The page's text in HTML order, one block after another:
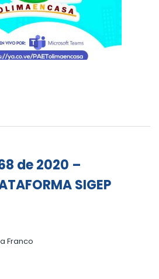
de 2020 –
SIGEP
Franco